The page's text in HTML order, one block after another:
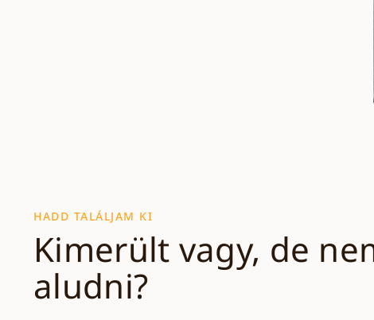
HADD TALÁLJAM KI
Kimerült vagy, de
aludni?